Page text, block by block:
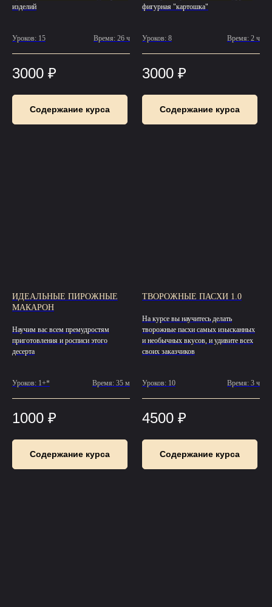
изделий
Уроков: 15 Время: 26 ч
3000 ₽
Содержание курса
фигурная "картошка"
Уроков: 8 Время: 2 ч
3000 ₽
Содержание курса
ИДЕАЛЬНЫЕ ПИРОЖНЫЕ
МАКАРОН
Научим вас всем премудростям
приготовления и росписи этого
десерта
Уроков: 1+* Время: 35 м
1000 ₽
Содержание курса
ТВОРОЖНЫЕ ПАСХИ 1.0
На курсе вы научитесь делать
творожные пасхи самых изысканных
и необычных вкусов, и удивите всех
своих заказчиков
Уроков: 10 Время: 3 ч
4500 ₽
Содержание курса